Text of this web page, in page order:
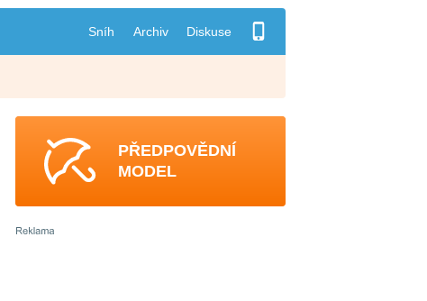
Sníh Archiv Diskuse
PŘEDPOVĚDNÍ
MODEL